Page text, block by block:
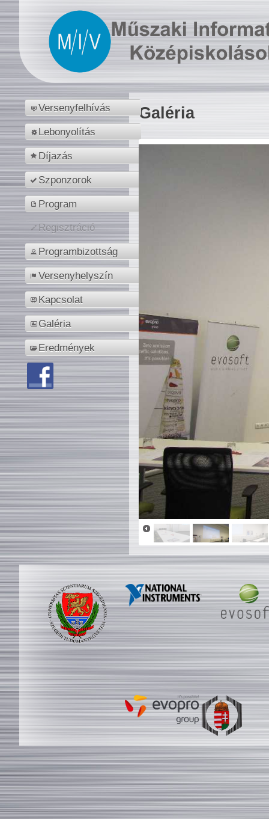
Versenyfelhívás
Lebonyolítás
Díjazás
Szponzorok
Program
Regisztráció
Programbizottság
Versenyhelyszín
Kapcsolat
Galéria
Eredmények
Galéria